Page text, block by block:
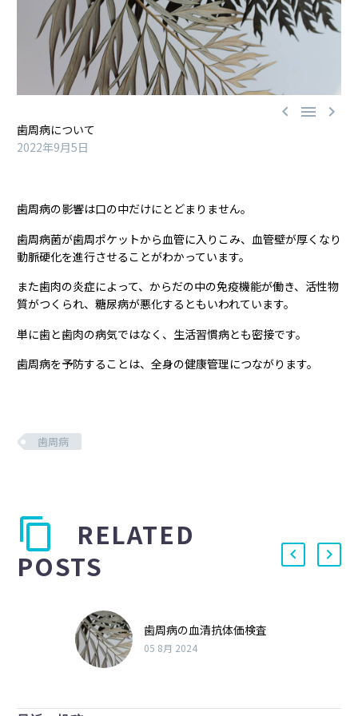
  
歯周病について
2022年9月5日
歯周病の影響は口の中だけにとどまりません。
歯周病菌が歯周ポケットから血管に入りこみ、血管壁が厚くなり
動脈硬化を進行させることがわかっています。
また歯肉の炎症によって、からだの中の免疫機能が働き、活性物
質がつくられ、糖尿病が悪化するともいわれています。
単に歯と歯肉の病気ではなく、生活習慣病とも密接です。
歯周病を予防することは、全身の健康管理につながります。
歯周病
RELATED
POSTS
歯周病の血清抗体価検査
05 8月 2024